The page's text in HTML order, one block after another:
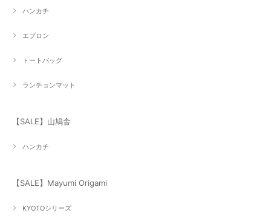
ハンカチ
エプロン
トートバッグ
ランチョンマット
【SALE】山鳩舎
ハンカチ
【SALE】Mayumi Origami
KYOTOシリーズ